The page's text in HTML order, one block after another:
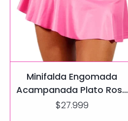
Minifalda Engomada
Acampanada Plato Rosa
Chiclet
$27.999